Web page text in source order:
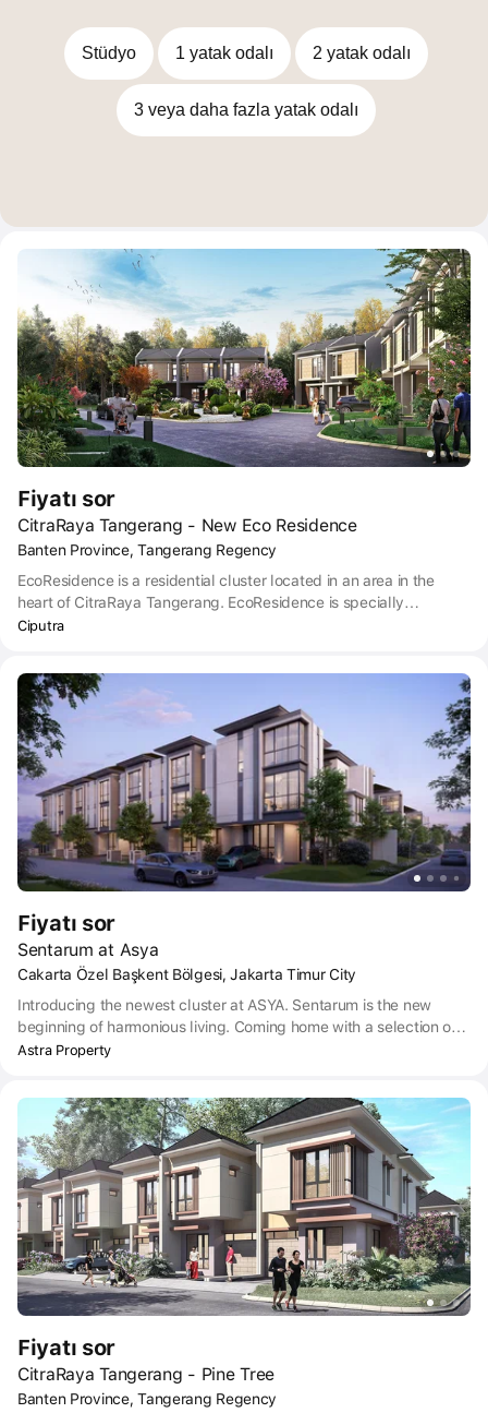
Stüdyo 1 yatak odalı 2 yatak odalı
3 veya daha fazla yatak odalı
Fiyatı sor
CitraRaya Tangerang - New Eco Residence
Banten Province, Tangerang Regency
EcoResidence is a residential cluster located in an area in the
heart of CitraRaya Tangerang. EcoResidence is specially
designed as a modern cluster of luxury homes with an eco-
Ciputra
Fiyatı sor
Sentarum at Asya
Cakarta Özel Başkent Bölgesi, Jakarta Timur City
Introducing the newest cluster at ASYA. Sentarum is the new
beginning of harmonious living. Coming home with a selection of 2
or 3 floor houses. Sentarum offers the simple, minimalist, and
Astra Property
Fiyatı sor
CitraRaya Tangerang - Pine Tree
Banten Province, Tangerang Regency